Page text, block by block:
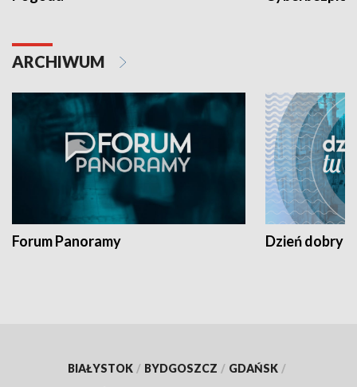
ARCHIWUM
Forum Panoramy Dzień dobry
BIAŁYSTOK / BYDGOSZCZ / GDAŃSK /